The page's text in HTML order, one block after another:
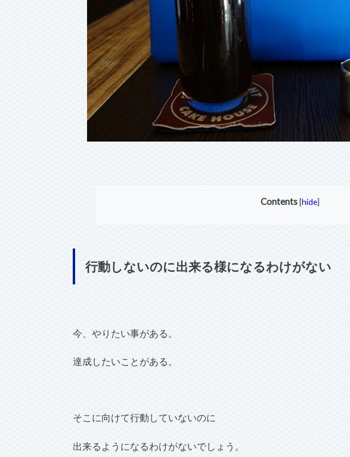
Contents [hide]
行動しないのに出来る様になるわけがない
今、やりたい事がある。
達成したいことがある。
そこに向けて行動していないのに
出来るようになるわけがないでしょう。